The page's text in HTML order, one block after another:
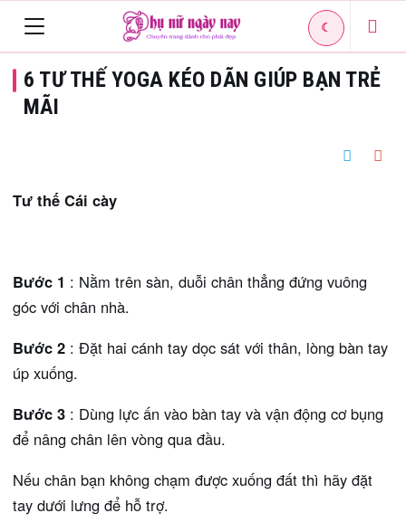
navigation
☾
6 TƯ THẾ YOGA KÉO DÃN GIÚP BẠN TRẺ
MÃI
Tư thế Cái cày
Bước 1 : Nằm trên sàn, duỗi chân thẳng đứng vuông
góc với chân nhà.
Bước 2 : Đặt hai cánh tay dọc sát với thân, lòng bàn tay
úp xuống.
Bước 3 : Dùng lực ấn vào bàn tay và vận động cơ bụng
để nâng chân lên vòng qua đầu.
Nếu chân bạn không chạm được xuống đất thì hãy đặt
tay dưới lưng để hỗ trợ.